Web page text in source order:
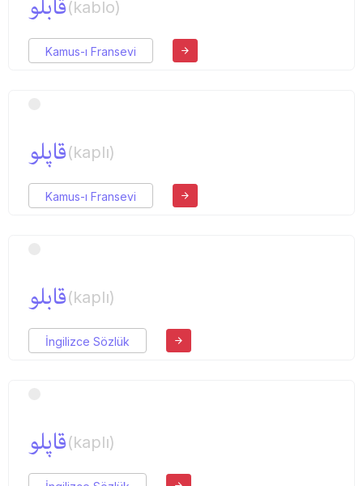
قابلو(kablo)
Kamus-ı Fransevi
قاپلو(kaplı)
Kamus-ı Fransevi
قابلو(kaplı)
İngilizce Sözlük
قاپلو(kaplı)